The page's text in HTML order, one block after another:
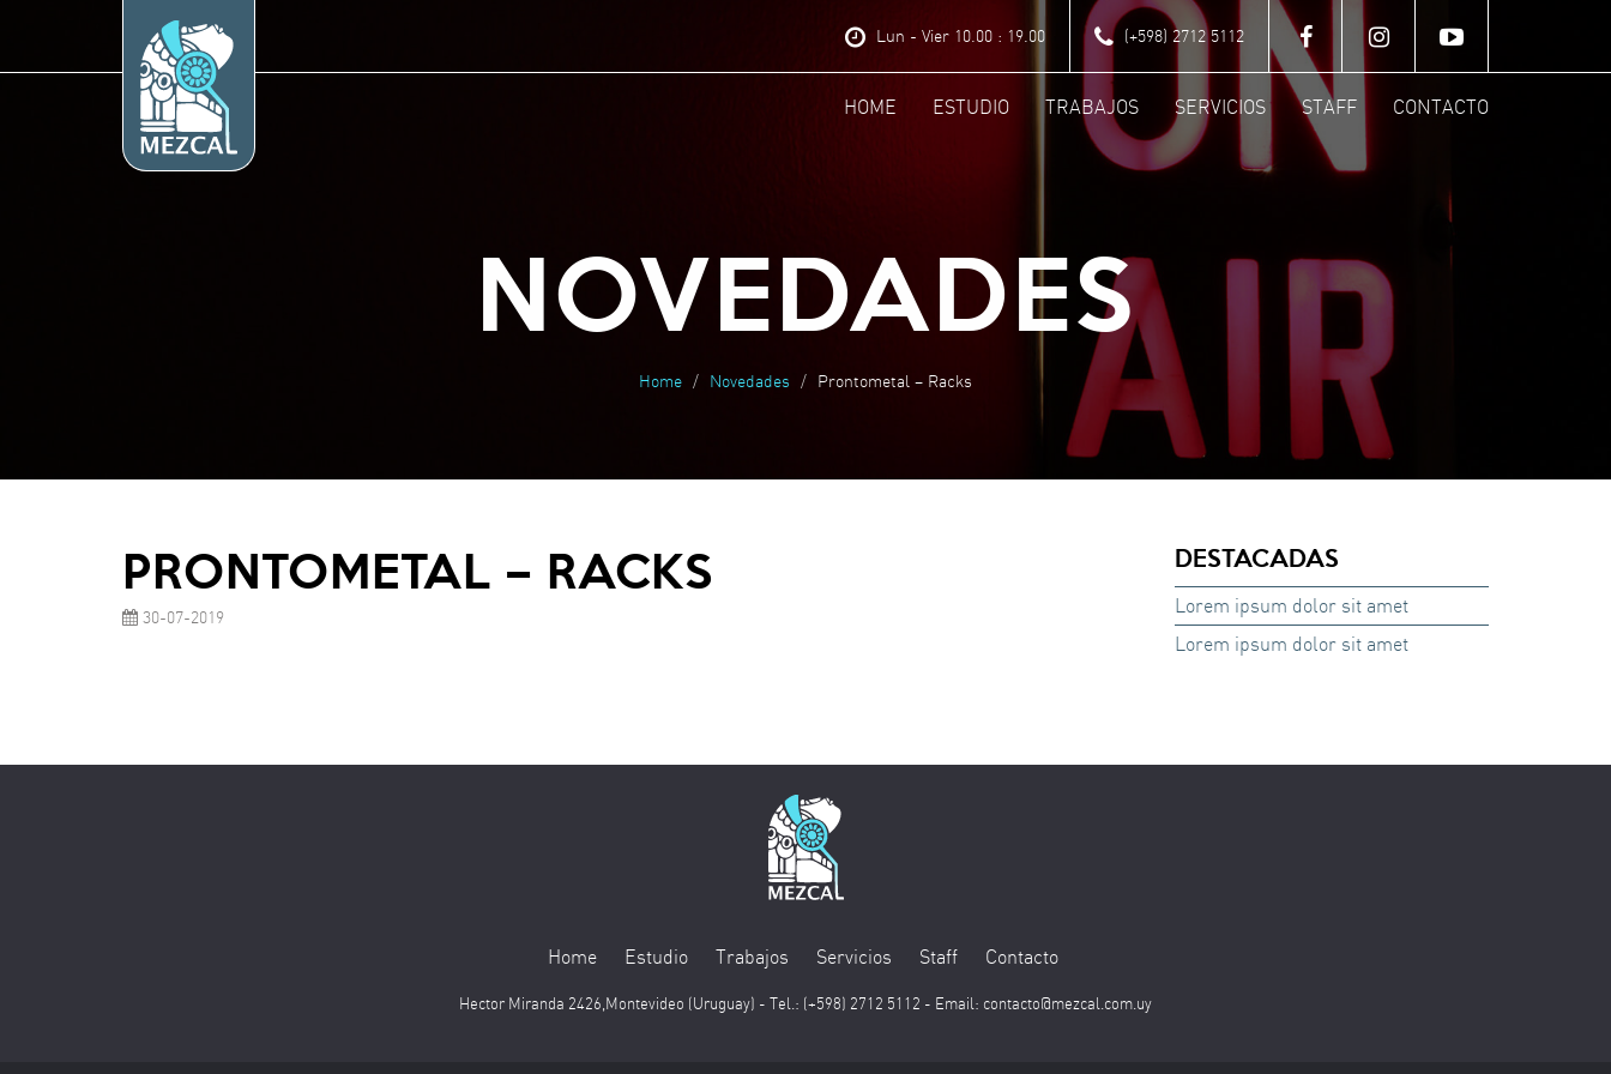
(+598) 2712 5112
Lun - Vier 10.00 : 19.00
HOME ESTUDIO TRABAJOS SERVICIOS STAFF CONTACTO
NOVEDADES
Home Novedades Prontometal – Racks
PRONTOMETAL – RACKS
30-07-2019
DESTACADAS
Lorem ipsum dolor sit amet
Lorem ipsum dolor sit amet
Home Estudio Trabajos Servicios Staff Contacto
Hector Miranda 2426,Montevideo (Uruguay) - Tel.: (+598) 2712 5112 - Email: contacto@mezcal.com.uy